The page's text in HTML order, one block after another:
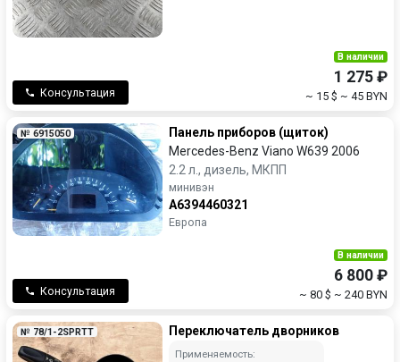
Консультация
В наличии
1 275 ₽
~ 15 $ ~ 45 BYN
№ 6915050
Панель приборов (щиток)
Mercedes-Benz Viano W639 2006
2.2 л., дизель, МКПП
минивэн
A6394460321
Европа
Консультация
В наличии
6 800 ₽
~ 80 $ ~ 240 BYN
№ 78/1-2SPRTT Переключатель дворников
Применяемость: